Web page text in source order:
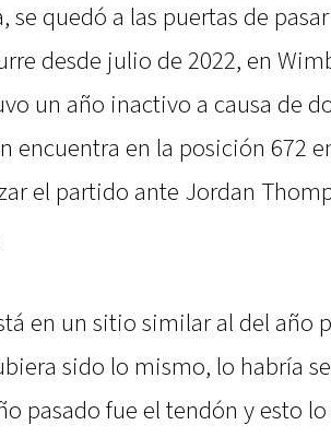
se quedó a las puertas de
desde julio de 2022, en
un año inactivo a causa de
encuentra en la posición 672
el partido ante Jordan
en un sitio similar al del año
sido lo mismo, lo habría
pasado fue el tendón y esto